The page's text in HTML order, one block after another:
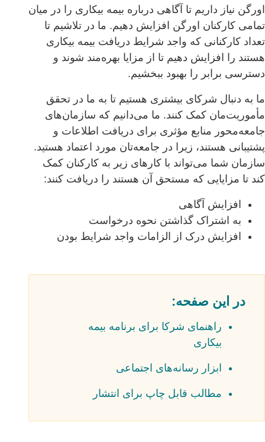
اورگن نیاز داریم تا آگاهی درباره بیمه بیکاری را در میان
تمامی کارکنان اورگن افزایش دهیم. ما در تلاشیم تا
تعداد کارکنانی که واجد شرایط دریافت بیمه بیکاری
هستند را افزایش دهیم تا از مزایا بهره‌مند شوند و
دسترسی برابر را بهبود ببخشیم.
ما به دنبال شرکای بیشتری هستیم تا به ما در تحقق
مأموریت‌مان کمک کنند. ما می‌دانیم که سازمان‌های
جامعه‌محور منابع مؤثری برای دریافت اطلاعات و
پشتیبانی هستند، زیرا در جامعه‌تان مورد اعتماد هستید.
سازمان شما می‌تواند با کارهای زیر به کارکنان کمک
کند تا مزایایی که مستحق آن هستند را دریافت کنند:
افزایش آگاهی
به اشتراک گذاشتن نحوه درخواست
افزایش درک از الزامات واجد شرایط بودن
در این صفحه:
راهنمای شرکا برای برنامه بیمه
بیکاری
ابزار رسانه‌های اجتماعی
مطالب قابل چاپ برای انتشار